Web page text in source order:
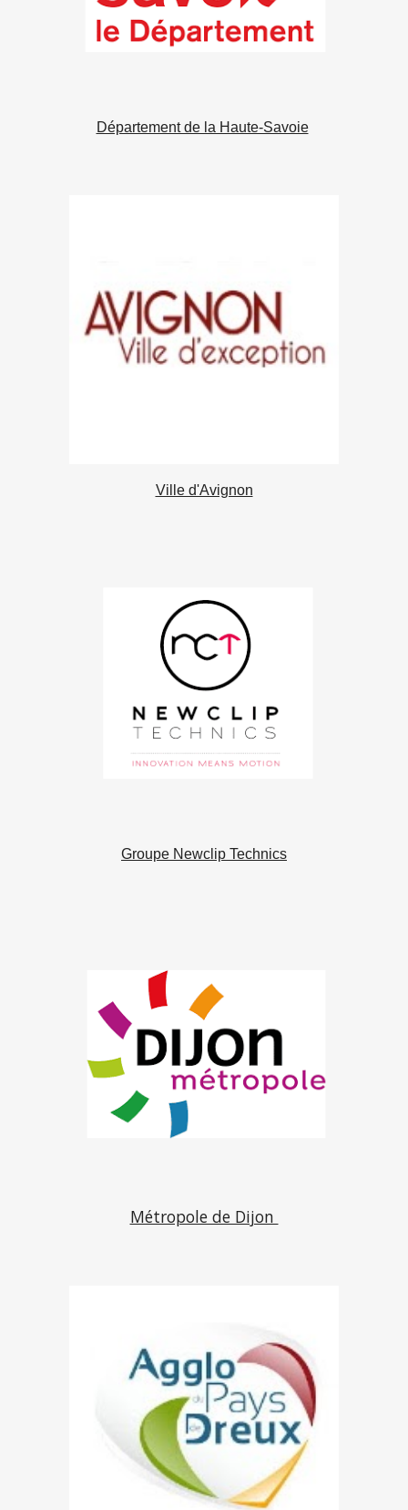
Département de la Haute-Savoie
Ville d'Avignon
Groupe Newclip Technics
Métropole de Dijon